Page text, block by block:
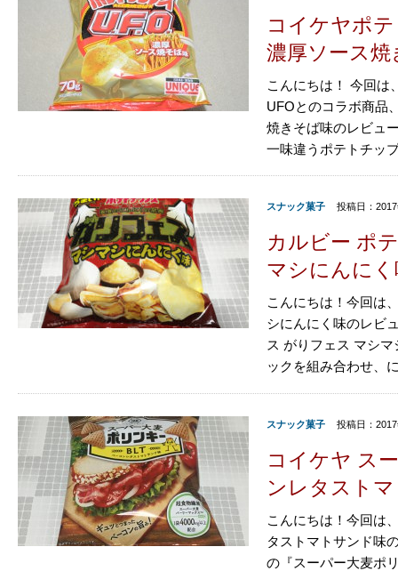
コイケヤポ
濃厚ソース
こんにちは！ 今回は
UFOとのコラボ商品
焼きそば味のレビュ
一味違うポテトチッ
スナック菓子 投稿日：
カルビー ポ
マシにんに
こんにちは！今回は
シにんにく味のレビ
ス がりフェス マシ
ックを組み合わせ、
スナック菓子 投稿日：
コイケヤ ス
ンレタスト
こんにちは！今回は
タストマトサンド味
の『スーパー大麦ポ